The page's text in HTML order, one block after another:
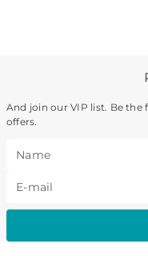
And join our VIP list. Be the
offers.